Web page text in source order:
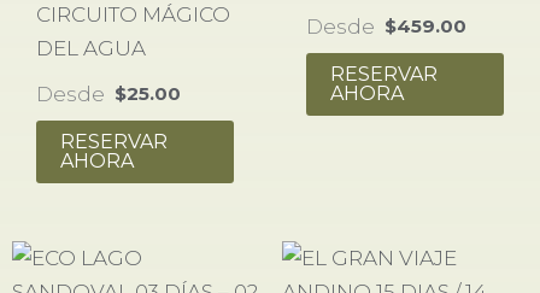
CIRCUITO MÁGICO
DEL AGUA
Desde $25.00
RESERVAR
AHORA
Desde $459.00
RESERVAR
AHORA